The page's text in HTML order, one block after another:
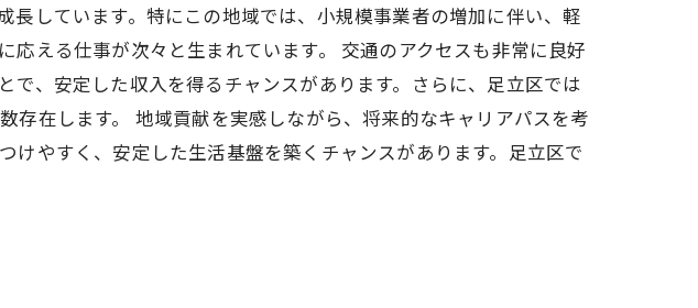
しています。特にこの地域では、小規模事業者の増加に伴い、軽
える仕事が次々と生まれています。 交通のアクセスも非常に良好
、安定した収入を得るチャンスがあります。さらに、足立区では
在します。 地域貢献を実感しながら、将来的なキャリアパスを考
やすく、安定した生活基盤を築くチャンスがあります。足立区で